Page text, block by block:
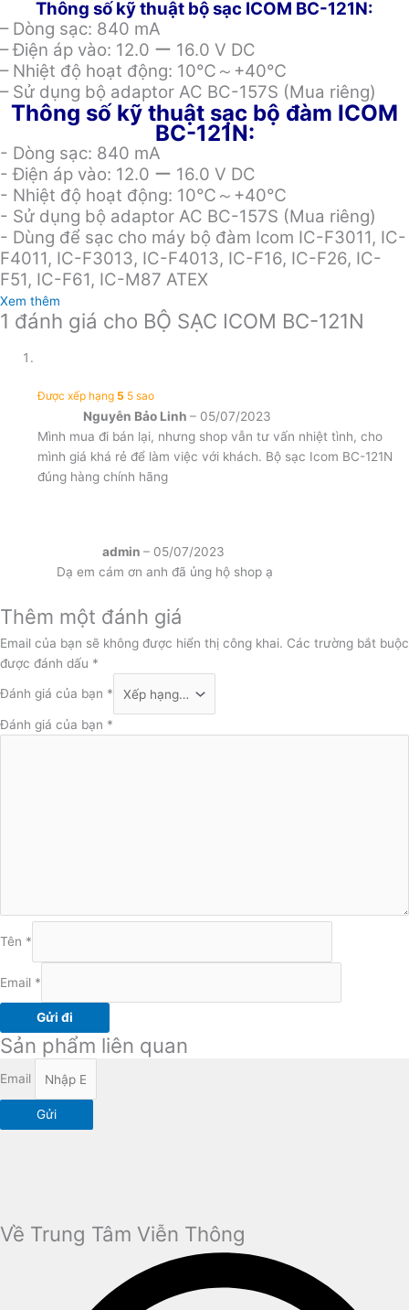
Thông số kỹ thuật bộ sạc ICOM BC-121N:
– Dòng sạc: 840 mA
– Điện áp vào: 12.0 ー 16.0 V DC
– Nhiệt độ hoạt động: 10℃～+40℃
– Sử dụng bộ adaptor AC BC-157S (Mua riêng)
Thông số kỹ thuật sạc bộ đàm ICOM
BC-121N:
- Dòng sạc: 840 mA
- Điện áp vào: 12.0 ー 16.0 V DC
- Nhiệt độ hoạt động: 10℃～+40℃
- Sử dụng bộ adaptor AC BC-157S (Mua riêng)
- Dùng để sạc cho máy bộ đàm Icom IC-F3011, IC-
F4011, IC-F3013, IC-F4013, IC-F16, IC-F26, IC-
F51, IC-F61, IC-M87 ATEX
Xem thêm
1 đánh giá cho BỘ SẠC ICOM BC-121N
Được xếp hạng5 5 sao
Nguyễn Bảo Linh– 05/07/2023
Mình mua đi bán lại, nhưng shop vẫn tư vấn nhiệt tình, cho
mình giá khá rẻ để làm việc với khách. Bộ sạc Icom BC-121N
đúng hàng chính hãng
admin – 05/07/2023
Dạ em cám ơn anh đã ủng hộ shop ạ
Thêm một đánh giá
Email của bạn sẽ không được hiển thị công khai. Các trường bắt buộc
được đánh dấu *
Đánh giá của bạn *
Đánh giá của bạn *
Tên *
Email *
Sản phẩm liên quan
Email
Gửi
Về Trung Tâm Viễn Thông